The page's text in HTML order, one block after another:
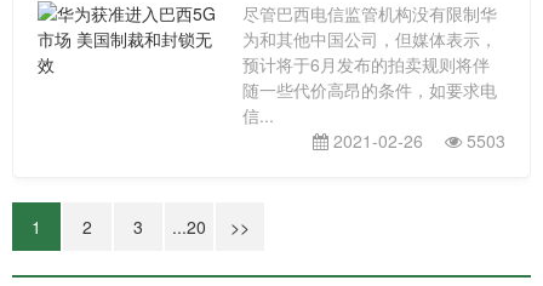
尽管巴西电信监管机构没有限制华
为和其他中国公司，但媒体表示，
预计将于6月发布的拍卖规则将伴
随一些代价高昂的条件，如要求电
信...
2021-02-26
5503
1 2 3 ...20 >>